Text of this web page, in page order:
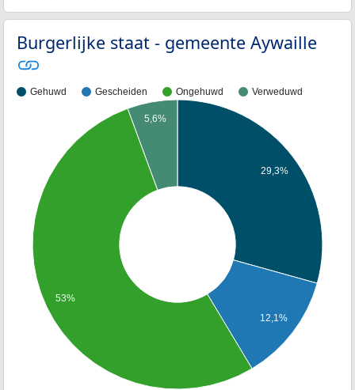
Burgerlijke staat - gemeente Aywaille
Gehuwd Gescheiden Ongehuwd Verweduwd
29,3%
12,1%
5,6%
53%